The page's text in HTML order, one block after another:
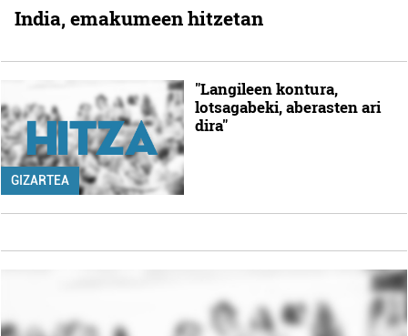
India, emakumeen hitzetan
GIZARTEA
"Langileen kontura,
lotsagabeki, aberasten ari
dira"